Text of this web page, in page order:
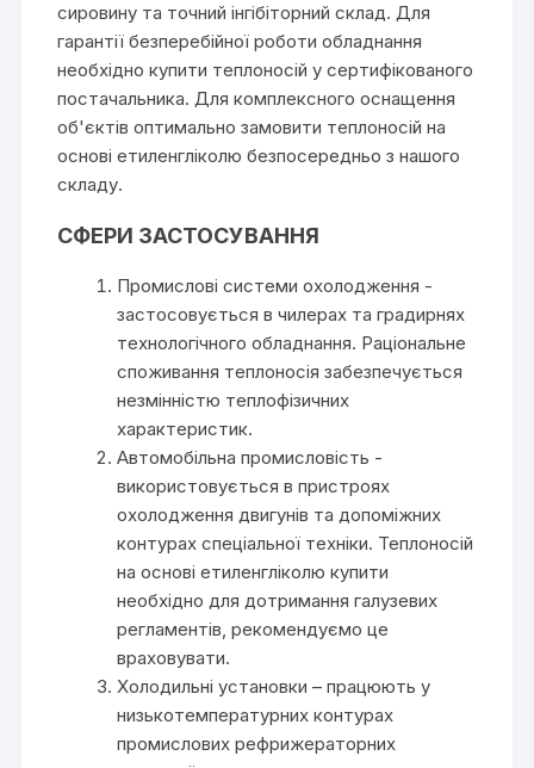
сировину та точний інгібіторний склад. Для
гарантії безперебійної роботи обладнання
необхідно купити теплоносій у сертифікованого
постачальника. Для комплексного оснащення
об'єктів оптимально замовити теплоносій на
основі етиленгліколю безпосередньо з нашого
складу.
СФЕРИ ЗАСТОСУВАННЯ
Промислові системи охолодження -
застосовується в чилерах та градирнях
технологічного обладнання. Раціональне
споживання теплоносія забезпечується
незмінністю теплофізичних
характеристик.
Автомобільна промисловість -
використовується в пристроях
охолодження двигунів та допоміжних
контурах спеціальної техніки. Теплоносій
на основі етиленгліколю купити
необхідно для дотримання галузевих
регламентів, рекомендуємо це
враховувати.
Холодильні установки – працюють у
низькотемпературних контурах
промислових рефрижераторних